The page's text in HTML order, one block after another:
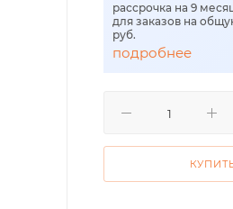
рассрочка на 9
для заказов на
руб.
подробнее